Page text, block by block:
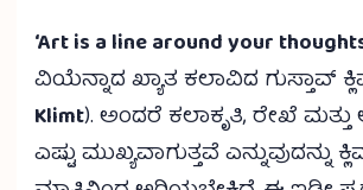
‘Art is a line around your
ವಿಯೆನ್ನಾದ ಖ್ಯಾತ ಕಲಾವಿದ ಗುಸ್ತಾವ್
Klimt). ಅಂದರೆ ಕಲಾಕೃತಿ, ರೇಖೆ
ಎಷ್ಟು ಮುಖ್ಯವಾಗುತ್ತವೆ ಎನ್ನುವುದನ್ನು